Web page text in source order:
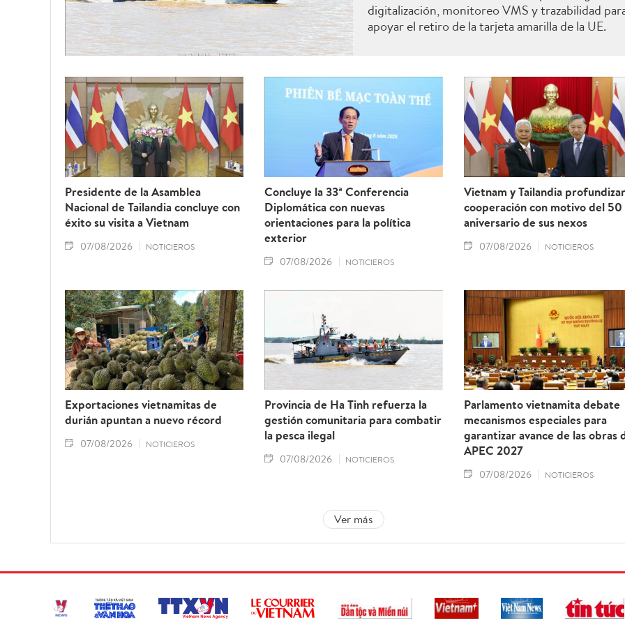
digitalización, monitoreo VMS y trazabilidad
apoyar el retiro de la tarjeta amarilla de la UE.
Presidente de la Asamblea
Nacional de Tailandia concluye con
éxito su visita a Vietnam
07/08/2026 NOTICIEROS
Concluye la 33ª Conferencia
Diplomática con nuevas
orientaciones para la política
exterior
07/08/2026 NOTICIEROS
Vietnam y Tailandia
cooperación con motivo del 50
aniversario de sus nexos
07/08/2026 NOTICIEROS
Exportaciones vietnamitas de
durián apuntan a nuevo récord
07/08/2026 NOTICIEROS
Provincia de Ha Tinh refuerza la
gestión comunitaria para combatir
la pesca ilegal
07/08/2026 NOTICIEROS
Parlamento vietnamita debate
mecanismos especiales para
garantizar avance de las obras
APEC 2027
07/08/2026 NOTICIEROS
Ver más